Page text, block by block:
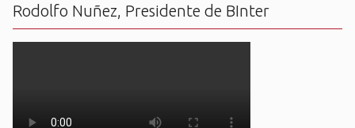
Rodolfo Nuñez, Presidente de BInter